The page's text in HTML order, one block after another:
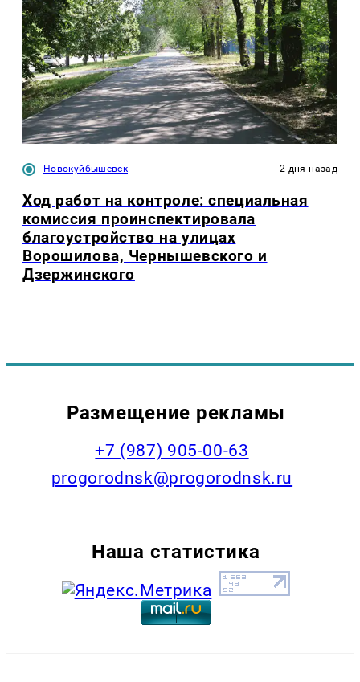
Новокуйбышевск 2 дня назад
Ход работ на контроле: специальная
комиссия проинспектировала
благоустройство на улицах
Ворошилова, Чернышевского и
Дзержинского
Размещение рекламы
+7 (987) 905-00-63
progorodnsk@progorodnsk.ru
Наша статистика